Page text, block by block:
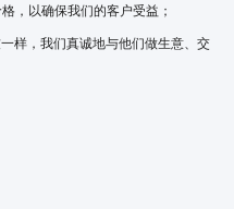
，以确保我们的客户受益；
样，我们真诚地与他们做生意、交